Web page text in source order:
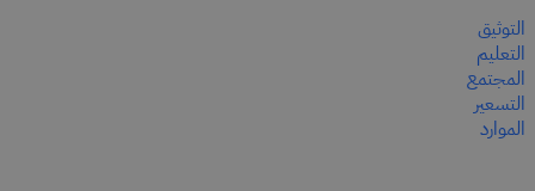
التوثيق
التعليم
المجتمع
التسعير
الموارد